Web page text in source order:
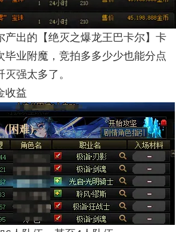
产出的【绝灭之爆龙王巴卡尔】卡
毕业附魔，竞拍多多少少也能分点
强太多了。
收益